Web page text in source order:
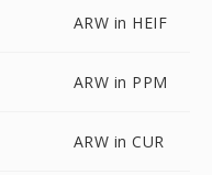
ARW in HEIF
ARW in PPM
ARW in CUR